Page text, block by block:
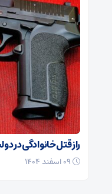
راز قتل خانوادگی در